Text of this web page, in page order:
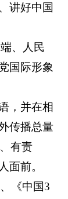
讲好中国
、人民
国际形象
，并在相
传播总量
有责
面前。
《中国3